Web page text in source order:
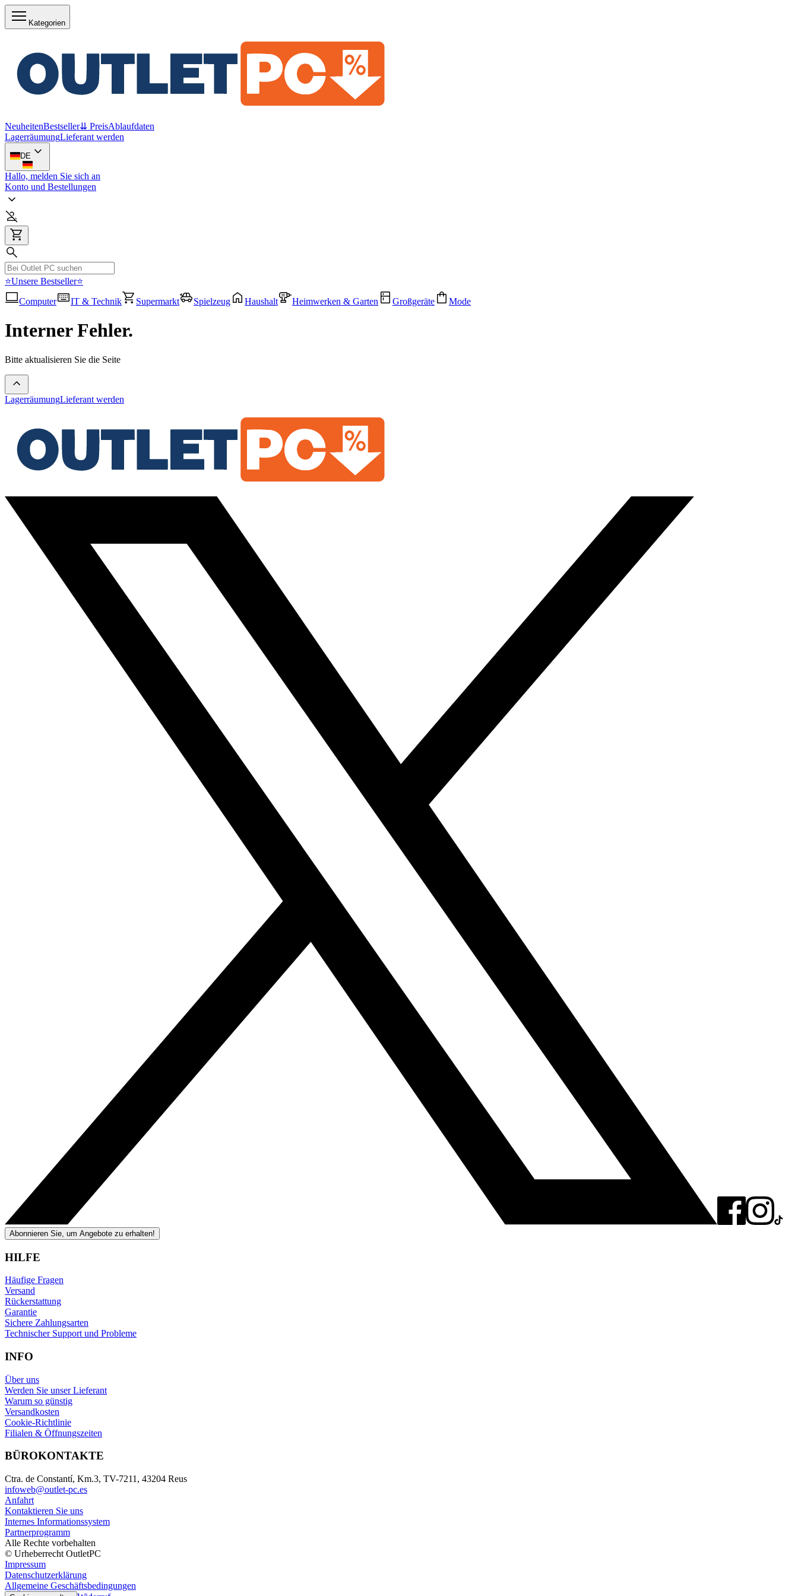
Kategorien
NeuheitenBestseller⇊ PreisAblaufdaten
LagerräumungLieferant werden
DE
Hallo, melden Sie sich an
Konto und Bestellungen
⭐Unsere Bestseller⭐
Computer
IT & Technik Supermarkt Spielzeug Haushalt Heimwerken & Garten Großgeräte Mode
Interner Fehler.
Bitte aktualisieren Sie die Seite
LagerräumungLieferant werden
Abonnieren Sie, um Angebote zu erhalten!
HILFE
Häufige Fragen
Versand
Rückerstattung
Garantie
Sichere Zahlungsarten
Technischer Support und Probleme
INFO
Über uns
Werden Sie unser Lieferant
Warum so günstig
Versandkosten
Cookie-Richtlinie
Filialen & Öffnungszeiten
BÜROKONTAKTE
Ctra. de Constantí, Km.3, TV-7211, 43204 Reus
infoweb@outlet-pc.es
Anfahrt
Kontaktieren Sie uns
Internes Informationssystem
Partnerprogramm
Alle Rechte vorbehalten
© Urheberrecht OutletPC
Impressum
Datenschutzerklärung
Allgemeine Geschäftsbedingungen